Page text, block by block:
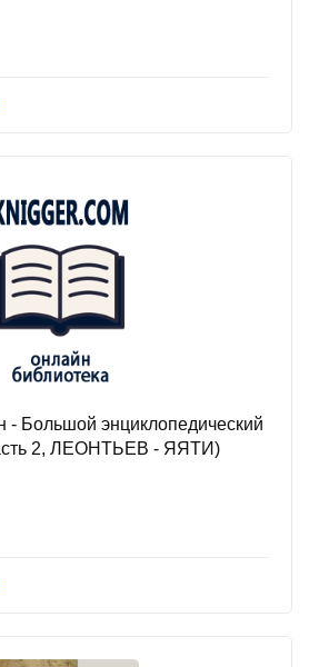
- Большой энциклопедический
2, ЛЕОНТЬЕВ - ЯЯТИ)